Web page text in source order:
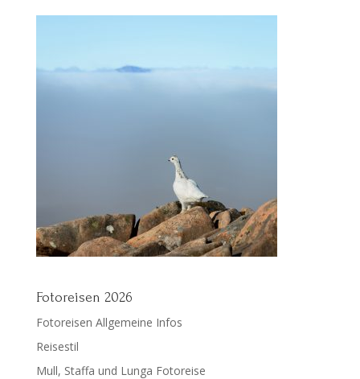
Fotoreisen 2026
Fotoreisen Allgemeine Infos
Reisestil
Mull, Staffa und Lunga Fotoreise